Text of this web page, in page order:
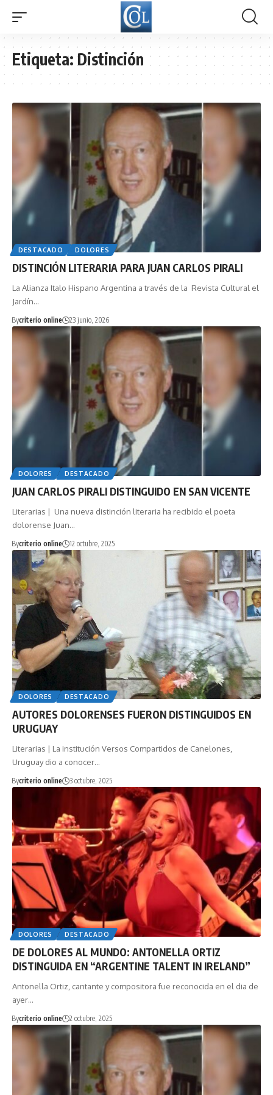
Etiqueta:Distinción
DESTACADO DOLORES
DISTINCIÓN LITERARIA PARA JUAN CARLOS PIRALI
La Alianza Italo Hispano Argentina a través de la Revista Cultural el
Jardín…
Bycriterio online 23 junio, 2026
DOLORES DESTACADO
JUAN CARLOS PIRALI DISTINGUIDO EN SAN VICENTE
Literarias | Una nueva distinción literaria ha recibido el poeta
dolorense Juan…
Bycriterio online 12 octubre, 2025
DOLORES DESTACADO
AUTORES DOLORENSES FUERON DISTINGUIDOS EN
URUGUAY
Literarias | La institución Versos Compartidos de Canelones,
Uruguay dio a conocer…
Bycriterio online 3 octubre, 2025
DOLORES DESTACADO
DE DOLORES AL MUNDO: ANTONELLA ORTIZ
DISTINGUIDA EN “ARGENTINE TALENT IN IRELAND”
Antonella Ortiz, cantante y compositora fue reconocida en el dia de
ayer…
Bycriterio online 2 octubre, 2025